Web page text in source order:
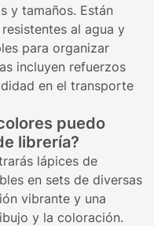
y tamaños. Están
al agua y
para organizar
incluyen refuerzos
en el transporte
puedo
librería?
lápices de
en sets de diversas
vibrante y una
y la coloración.